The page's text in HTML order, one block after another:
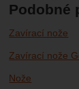
Podobné
Zavírací nože
Zavírací nože
Nože